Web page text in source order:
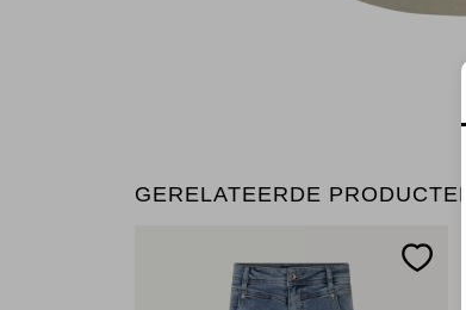
GERELATEERDE PRODUCTEN